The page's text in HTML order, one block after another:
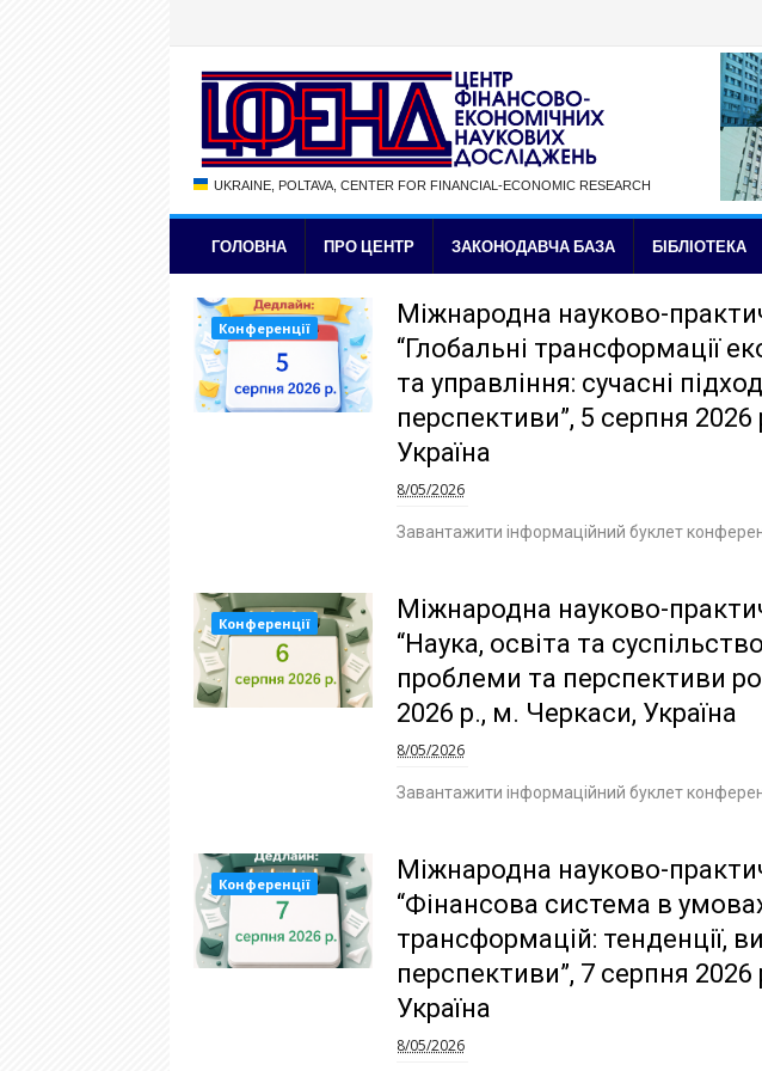
UKRAINE, POLTAVA, CENTER FOR FINANCIAL-ECONOMIC RESEARCH
ГОЛОВНА ПРО ЦЕНТР ЗАКОНОДАВЧА БАЗА БІБЛІОТЕКА
Конференції
Міжнародна науково-
“Глобальні трансформації
та управління: сучасні
перспективи”, 5 серпня
Україна
8/05/2026
Завантажити інформаційний буклет
Конференції
Міжнародна науково-
“Наука, освіта та
проблеми та перспективи
2026 р., м. Черкаси, Україна
8/05/2026
Завантажити інформаційний буклет
Конференції
Міжнародна науково-
“Фінансова система в
трансформацій: тенденції,
перспективи”, 7 серпня
Україна
8/05/2026